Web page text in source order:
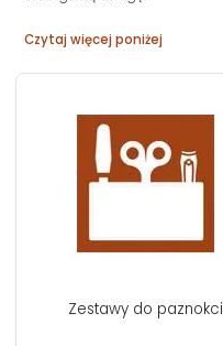
Czytaj więcej poniżej
Zestawy do paznokci